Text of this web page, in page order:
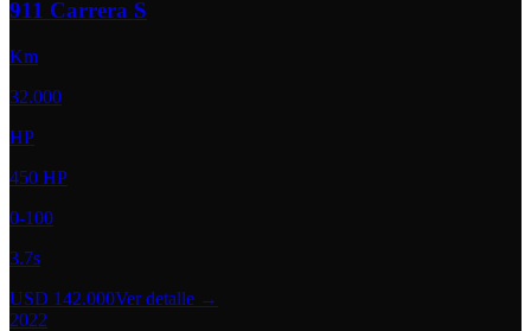
911 Carrera S
Km
32.000
HP
450 HP
0-100
3.7s
USD 142.000Ver detalle →
2022